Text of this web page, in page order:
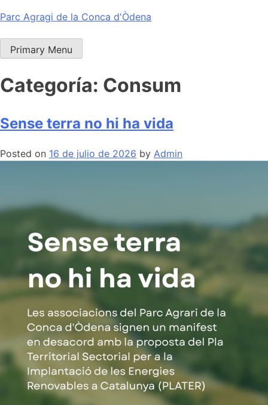
Skip
content
Parc Agragi de la Conca d'Òdena
Primary Menu
Categoría: Consum
Sense terra no hi ha vida
Posted on 16 de julio de 2026 by Admin